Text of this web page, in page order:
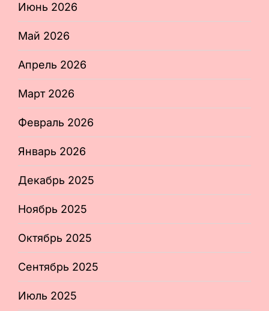
Июнь 2026
Май 2026
Апрель 2026
Март 2026
Февраль 2026
Январь 2026
Декабрь 2025
Ноябрь 2025
Октябрь 2025
Сентябрь 2025
Июль 2025